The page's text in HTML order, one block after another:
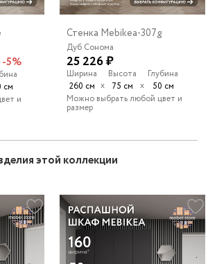
-5%
см
и
Стенка Mebikea-307g
Дуб Сонома
25 226 ₽
Ширина
260 см х
Высота
75 см
х
Глубина
50 см
Можно выбрать любой цвет и
размер
этой коллекции